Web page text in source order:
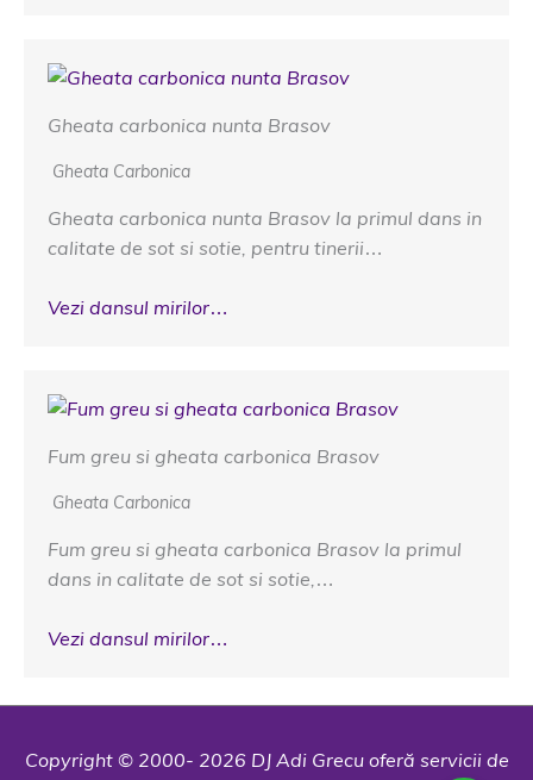
Gheata carbonica nunta Brasov
Gheata Carbonica
Gheata carbonica nunta Brasov la primul dans in
calitate de sot si sotie, pentru tinerii…
Vezi dansul mirilor…
Fum greu si gheata carbonica Brasov
Gheata Carbonica
Fum greu si gheata carbonica Brasov la primul
dans in calitate de sot si sotie,…
Vezi dansul mirilor…
Copyright © 2000- 2026 DJ Adi Grecu oferă servicii de